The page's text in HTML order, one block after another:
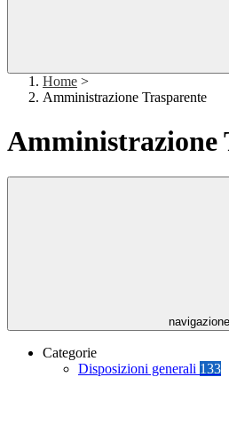
Home >
Amministrazione Trasparente
Amministrazione
navigazione
Categorie
Disposizioni generali 133